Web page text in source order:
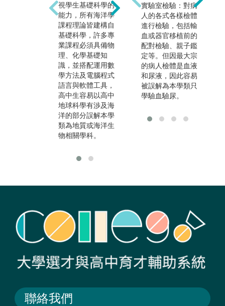
視學生基礎科學的
能力，所有海洋學
課程理論皆建構自
基礎科學，許多專
業課程必須具備物
理、化學基礎知
識，並搭配運用數
學方法及電腦程式
語言與軟體工具，
高中生容易以高中
地球科學有渉及海
洋的部分誤解本學
類為地質或海洋生
物相關學科。
私人企業單位含工
程顧問公司、科學
園區、環境影響評
估、生態旅遊、水
產飼料養殖；公立
海洋相關機構及教
育單位、研究單
位、政府機關。
實驗室檢驗：對病
人的各式各樣檢體
進行檢驗，包括輸
血或器官移植前的
配對檢驗、親子鑑
定等。但因最大宗
的病人檢體是血液
和尿液，因此容易
被誤解為本學類只
學驗血驗尿。
聯絡我們